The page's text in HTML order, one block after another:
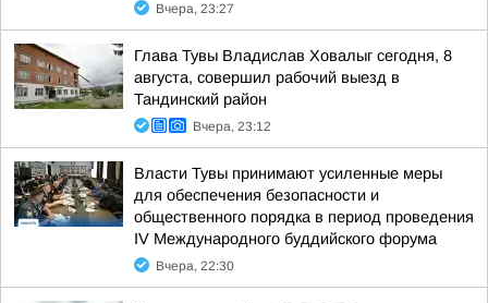
Вчера, 23:27
Глава Тувы Владислав Ховалыг сегодня, 8
августа, совершил рабочий выезд в
Тандинский район
Вчера, 23:12
Власти Тувы принимают усиленные меры
для обеспечения безопасности и
общественного порядка в период проведения
IV Международного буддийского форума
Вчера, 22:30